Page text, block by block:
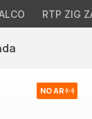
RTP ZIG
NO AR